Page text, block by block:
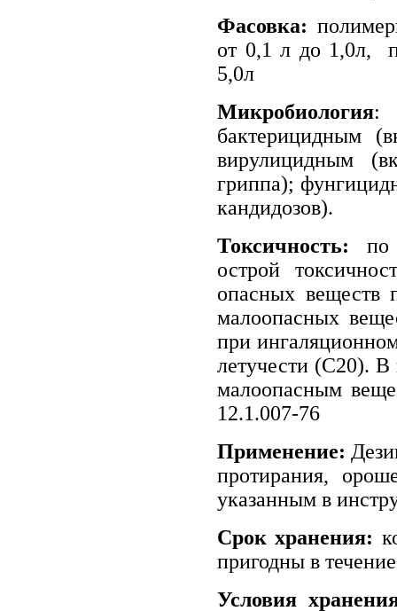
Фасовка:
от 0,1 л до 1,0л,
5,0л
Микробиология:
бактерицидным
вирулицидным
гриппа);
кандидозов).
Токсичность: по
острой
опасных веществ
малоопасных
при
летучести (С20). В
малоопасным
12.1.007-76
Применение:
протирания,
указанным в
Срок хранения:
пригодны в
Условия